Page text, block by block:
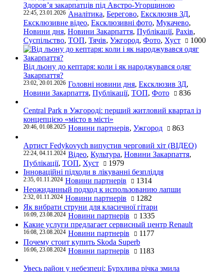
Здоров’я закарпатців під Австро-Угорщиною
22:45, 23.01.2026 Аналітика, Берегово, Ексклюзив ЗД,
Ексклюзивне відео, Ексклюзивні фото, Мукачево,
Новини дня, Новини Закарпаття, Публікації, Рахів,
Суспільство, ТОП, Тячів, Ужгород, Фото, Хуст 1000
Від льону до кептаря: коли і як народжувався одяг
Закарпаття?
23:02, 20.01.2026 Головні новини дня, Ексклюзив ЗД,
Новини Закарпаття, Публікації, ТОП, Фото 836
Central Park в Ужгороді: перший житловий квартал із
концепцією «місто в місті»
20:46, 01.08.2025 Новини партнерів, Ужгород 863
Артист Fedykovych випустив черговий хіт (ВІДЕО)
22:24, 04.11.2024 Відео, Культура, Новини Закарпаття,
Публікації, ТОП, Хуст
1979
Інноваційні підходи в лікуванні безпліддя
2:35, 01.11.2024 Новини партнерів
1314
Неожиданный подход к использованию лапши
2:32, 01.11.2024 Новини партнерів
1282
Як вибрати струни для класичної гітари
16:09, 23.08.2024 Новини партнерів
1335
Какие услуги предлагает сервисный центр Renault
16:08, 23.08.2024 Новини партнерів
1177
Почему стоит купить Skoda Superb
16:06, 23.08.2024 Новини партнерів 1183
Увесь район у небезпеці: Бурхлива річка змила